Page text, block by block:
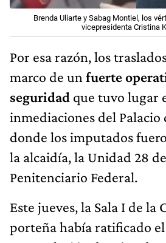
Brenda Uliarte y Sabag Montiel, los
vicepresidenta Cristina
Por esa razón, los
marco de un fuerte
seguridad que tuvo lugar
inmediaciones del Palacio
donde los imputados
la alcaidía, la Unidad 28
Penitenciario Federal.
Este jueves, la Sala I de la
porteña había ratificado